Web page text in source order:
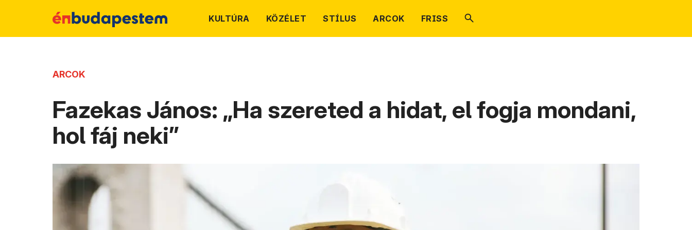
KULTÚRA KÖZÉLET STÍLUS ARCOK FRISS
ARCOK
Fazekas János: „Ha szereted a hidat, el fogja mondani,
hol fáj neki”